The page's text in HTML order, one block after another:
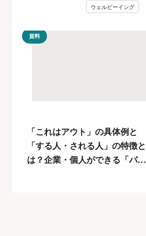
ウェルビーイング
資料
「これはアウト」の具体例と
「する人・される人」の特徴と
は？企業・個人ができる「パワ